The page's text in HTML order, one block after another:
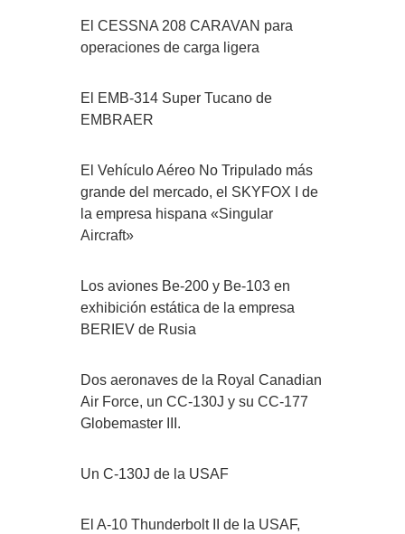
El CESSNA 208 CARAVAN para
operaciones de carga ligera
El EMB-314 Super Tucano de
EMBRAER
El Vehículo Aéreo No Tripulado más
grande del mercado, el SKYFOX I de
la empresa hispana «Singular
Aircraft»
Los aviones Be-200 y Be-103 en
exhibición estática de la empresa
BERIEV de Rusia
Dos aeronaves de la Royal Canadian
Air Force, un CC-130J y su CC-177
Globemaster III.
Un C-130J de la USAF
El A-10 Thunderbolt II de la USAF,